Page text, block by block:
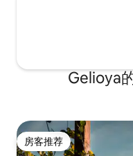
Gelioya
房客推荐
房客推荐